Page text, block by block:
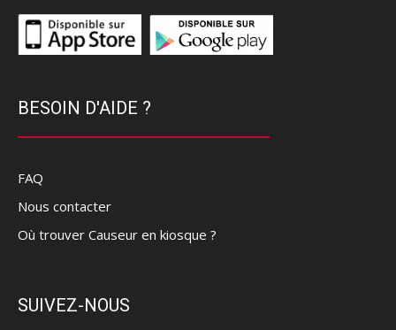
BESOIN D'AIDE ?
FAQ
Nous contacter
Où trouver Causeur en kiosque ?
SUIVEZ-NOUS